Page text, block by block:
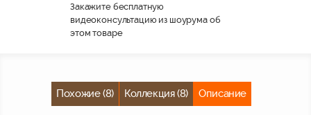
Закажите бесплатную
видеоконсультацию из шоурума об
этом товаре
Похожие (8) Коллекция (8) Описание